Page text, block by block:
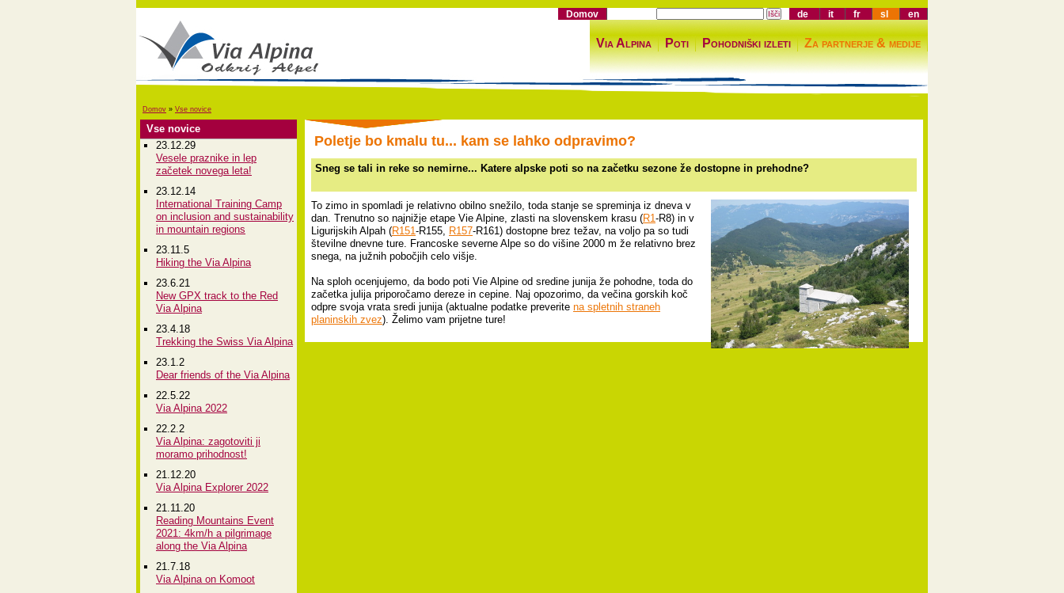
Domov de it fr sl en
Via Alpina Poti Pohodniški izleti Za partnerje & medije
Domov » Vse novice
Vse novice
23.12.29
Vesele praznike in lep
začetek novega leta!
23.12.14
International Training Camp
on inclusion and sustainability
in mountain regions
23.11.5
Hiking the Via Alpina
23.6.21
New GPX track to the Red
Via Alpina
23.4.18
Trekking the Swiss Via Alpina
23.1.2
Dear friends of the Via Alpina
22.5.22
Via Alpina 2022
22.2.2
Via Alpina: zagotoviti ji
moramo prihodnost!
21.12.20
Via Alpina Explorer 2022
21.11.20
Reading Mountains Event
2021: 4km/h a pilgrimage
along the Via Alpina
21.7.18
Via Alpina on Komoot
Poletje bo kmalu tu... kam se lahko odpravimo?
Sneg se tali in reke so nemirne... Katere alpske poti so na začetku sezone že dostopne in prehodne?
To zimo in spomladi je relativno obilno snežilo, toda stanje se spreminja iz dneva v
dan. Trenutno so najnižje etape Vie Alpine, zlasti na slovenskem krasu (R1-R8) in v
Ligurijskih Alpah (R151-R155, R157-R161) dostopne brez težav, na voljo pa so tudi
številne dnevne ture. Francoske severne Alpe so do višine 2000 m že relativno brez
snega, na južnih pobočjih celo višje.
Na sploh ocenjujemo, da bodo poti Vie Alpine od sredine junija že pohodne, toda do
začetka julija priporočamo dereze in cepine. Naj opozorimo, da večina gorskih koč
odpre svoja vrata sredi junija (aktualne podatke preverite na spletnih straneh
planinskih zvez). Želimo vam prijetne ture!